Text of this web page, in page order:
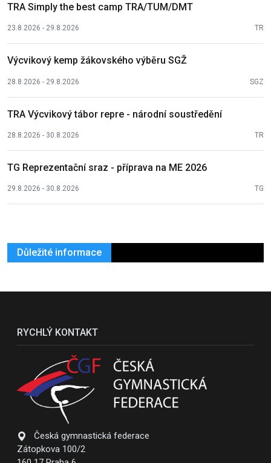
TRA Simply the best camp TRA/TUM/DMT
23.8.2026 - 29.8.2026 TR
Výcvikový kemp žákovského výběru SGŽ
28.8.2026 - 29.8.2026 SGZ
TRA Výcvikový tábor repre - národní soustředění
28.8.2026 - 30.8.2026 TR
TG Reprezentační sraz - příprava na ME 2026
29.8.2026 - 30.8.2026 TG
Důležité informace
RYCHLÝ KONTAKT
Česká gymnastická federace
Zátopkova 100/2